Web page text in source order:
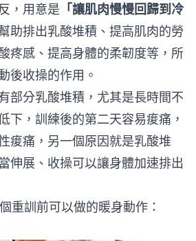
，用意是 「讓肌肉慢慢回歸到冷
助排出乳酸堆積、提高肌肉的勞
疼感、提高身體的柔韌度等，所
後收操的作用。
部分乳酸堆積，尤其是長時間不
下，訓練後的第二天容易痠痛，
痠痛，另一個原因就是乳酸堆
伸展、收操可以讓身體加速排出
重訓前可以做的暖身動作：